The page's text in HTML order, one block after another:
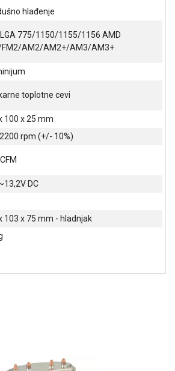
hlađenje
775/1150/1155/1156 AMD
FM2/AM2/AM2+/AM3/AM3+
toplotne cevi
100 x 25 mm
rpm (+/- 10%)
DC
103 x 75 mm - hladnjak